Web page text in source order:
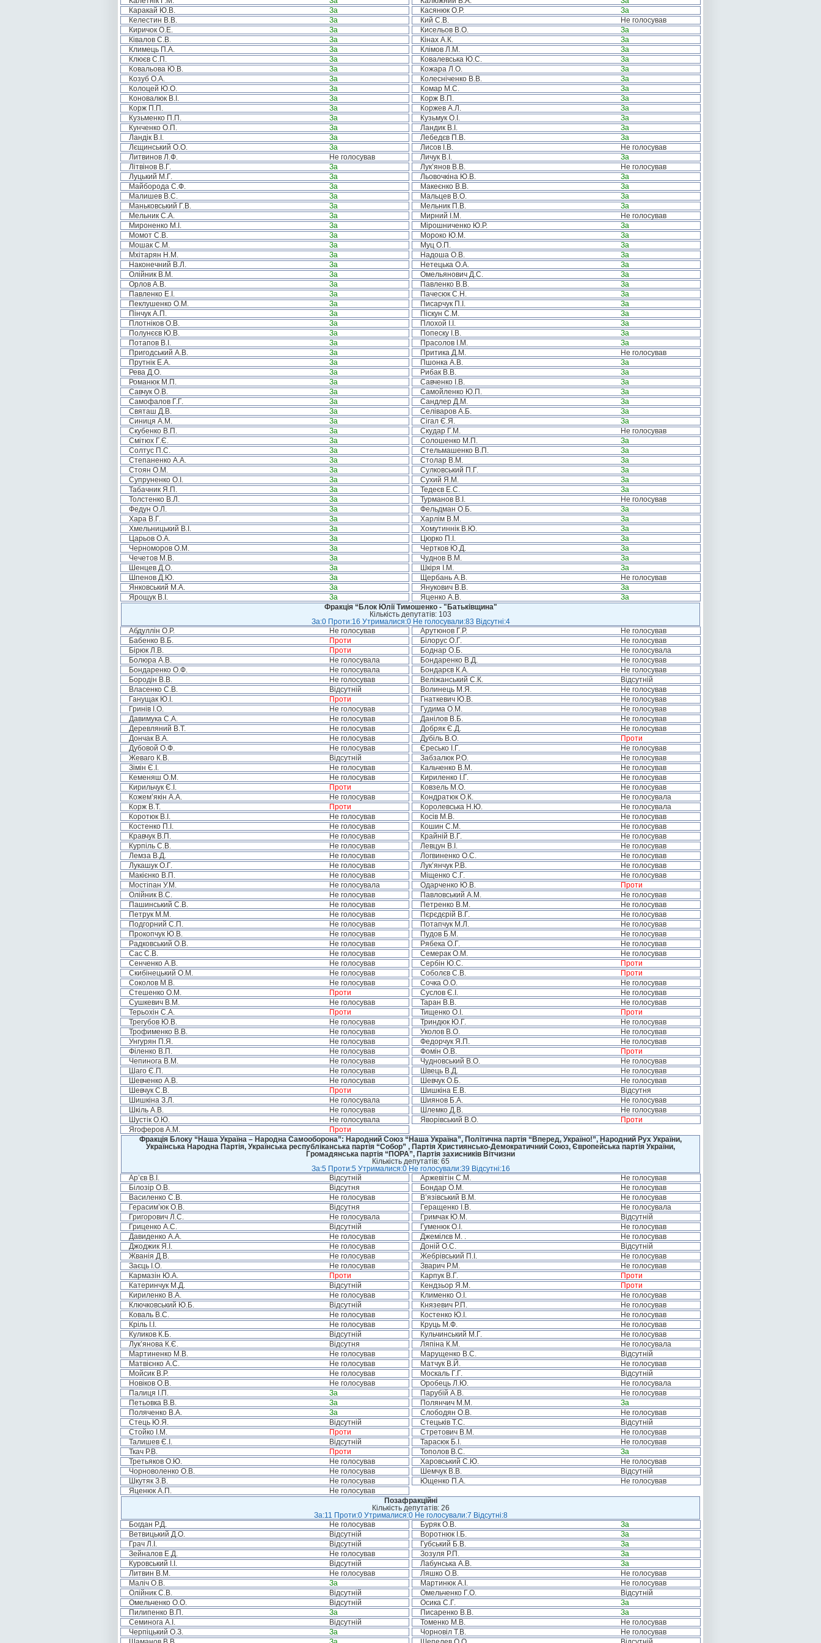
Каракай Ю.В.
За Касянюк О.Р.
За
Келестин В.В.
За Кий С.В.
Не голосував
Киричок О.Е.
За Кисельов В.О.
За
Ківалов С.В.
За Кінах А.К.
За
Климець П.А.
За Клімов Л.М.
За
Клюєв С.П.
За Ковалевська Ю.С.
За
Ковальова Ю.В.
За Кожара Л.О.
За
Козуб О.А.
За Колесніченко В.В.
За
Колоцей Ю.О.
За Комар М.С.
За
Коновалюк В.І.
За Корж В.П.
За
Корж П.П.
За Коржев А.Л.
За
Кузьменко П.П.
За Кузьмук О.І.
За
Кунченко О.П.
За Ландик В.І.
За
Ландік В.І.
За Лебедєв П.В.
За
Лєщинський О.О.
За Лисов І.В.
Не голосував
Литвинов Л.Ф.
Не голосував Личук В.І.
За
Літвінов В.Г.
За Лук’янов В.В.
Не голосував
Луцький М.Г.
За Льовочкіна Ю.В.
За
Майборода С.Ф.
За Макеєнко В.В.
За
Малишев В.С.
За Мальцев В.О.
За
Маньковський Г.В.
За Мельник П.В.
За
Мельник С.А.
За Мирний І.М.
Не голосував
Мироненко М.І.
За Мірошниченко Ю.Р.
За
Момот С.В.
За Мороко Ю.М.
За
Мошак С.М.
За Муц О.П.
За
Мхітарян Н.М.
За Надоша О.В.
За
Наконечний В.Л.
За Нетецька О.А.
За
Олійник В.М.
За Омельянович Д.С.
За
Орлов А.В.
За Павленко В.В.
За
Павленко Е.І.
За Пачесюк С.Н.
За
Пеклушенко О.М.
За Писарчук П.І.
За
Пінчук А.П.
За Піскун С.М.
За
Плотніков О.В.
За Плохой І.І.
За
Полунєєв Ю.В.
За Попеску І.В.
За
Потапов В.І.
За Прасолов І.М.
За
Пригодський А.В.
За Притика Д.М.
Не голосував
Прутнік Е.А.
За Пшонка А.В.
За
Рева Д.О.
За Рибак В.В.
За
Романюк М.П.
За Савченко І.В.
За
Савчук О.В.
За Самойленко Ю.П.
За
Самофалов Г.Г.
За Сандлер Д.М.
За
Святаш Д.В.
За Селіваров А.Б.
За
Синиця А.М.
За Сігал Є.Я.
За
Скубенко В.П.
За Скудар Г.М.
Не голосував
Смітюх Г.Є.
За Солошенко М.П.
За
Солтус П.С.
За Стельмашенко В.П.
За
Степаненко А.А.
За Столар В.М.
За
Стоян О.М.
За Сулковський П.Г.
За
Супруненко О.І.
За Сухий Я.М.
За
Табачник Я.П.
За Тедеєв Е.С.
За
Толстенко В.Л.
За Турманов В.І.
Не голосував
Федун О.Л.
За Фельдман О.Б.
За
Хара В.Г.
За Харлім В.М.
За
Хмельницький В.І.
За Хомутиннік В.Ю.
За
Царьов О.А.
За Цюрко П.І.
За
Черноморов О.М.
За Чертков Ю.Д.
За
Чечетов М.В.
За Чуднов В.М.
За
Шенцев Д.О.
За Шкіря І.М.
За
Шпенов Д.Ю.
За Щербань А.В.
Не голосував
Янковський М.А.
За Янукович В.В.
За
Ярощук В.І.
За Яценко А.В.
За
Фракція “Блок Юлії Тимошенко - "Батьківщина"
Кількість депутатів: 103
За:0 Проти:16 Утрималися:0 Не голосували:83 Відсутні:4
Абдуллін О.Р.
Не голосував Арутюнов Г.Р.
Не голосував
Бабенко В.Б.
Проти Білорус О.Г.
Не голосував
Бірюк Л.В.
Проти Боднар О.Б.
Не голосувала
Болюра А.В.
Не голосувала Бондаренко В.Д.
Не голосував
Бондаренко О.Ф.
Не голосувала Бондарєв К.А.
Не голосував
Бородін В.В.
Не голосував Веліжанський С.К.
Відсутній
Власенко С.В.
Відсутній Волинець М.Я.
Не голосував
Ганущак Ю.І.
Проти Гнаткевич Ю.В.
Не голосував
Гринів І.О.
Не голосував Гудима О.М.
Не голосував
Давимука С.А.
Не голосував Данілов В.Б.
Не голосував
Деревляний В.Т.
Не голосував Добряк Є.Д.
Не голосував
Дончак В.А.
Не голосував Дубіль В.О.
Проти
Дубовой О.Ф.
Не голосував Єресько І.Г.
Не голосував
Жеваго К.В.
Відсутній Забзалюк Р.О.
Не голосував
Зімін Є.І.
Не голосував Кальченко В.М.
Не голосував
Кеменяш О.М.
Не голосував Кириленко І.Г.
Не голосував
Кирильчук Є.І.
Проти Ковзель М.О.
Не голосував
Кожем’якін А.А.
Не голосував Кондратюк О.К.
Не голосувала
Корж В.Т.
Проти Королевська Н.Ю.
Не голосувала
Коротюк В.І.
Не голосував Косів М.В.
Не голосував
Костенко П.І.
Не голосував Кошин С.М.
Не голосував
Кравчук В.П.
Не голосував Крайній В.Г.
Не голосував
Курпіль С.В.
Не голосував Левцун В.І.
Не голосував
Лемза В.Д.
Не голосував Логвиненко О.С.
Не голосував
Лукашук О.Г.
Не голосував Лук’янчук Р.В.
Не голосував
Макієнко В.П.
Не голосував Міщенко С.Г.
Не голосував
Мостіпан У.М.
Не голосувала Одарченко Ю.В.
Проти
Олійник В.С.
Не голосував Павловський А.М.
Не голосував
Пашинський С.В.
Не голосував Петренко В.М.
Не голосував
Петрук М.М.
Не голосував Пєрєдєрій В.Г.
Не голосував
Подгорний С.П.
Не голосував Потапчук М.Л.
Не голосував
Прокопчук Ю.В.
Не голосував Пудов Б.М.
Не голосував
Радковський О.В.
Не голосував Рябека О.Г.
Не голосував
Сас С.В.
Не голосував Семерак О.М.
Не голосував
Сенченко А.В.
Не голосував Сербін Ю.С.
Проти
Скибінецький О.М.
Не голосував Соболєв С.В.
Проти
Соколов М.В.
Не голосував Сочка О.О.
Не голосував
Стешенко О.М.
Проти Суслов Є.І.
Не голосував
Сушкевич В.М.
Не голосував Таран В.В.
Не голосував
Терьохін С.А.
Проти Тищенко О.І.
Проти
Трегубов Ю.В.
Не голосував Триндюк Ю.Г.
Не голосував
Трофименко В.В.
Не голосував Уколов В.О.
Не голосував
Унгурян П.Я.
Не голосував Федорчук Я.П.
Не голосував
Філенко В.П.
Не голосував Фомін О.В.
Проти
Чепинога В.М.
Не голосував Чудновський В.О.
Не голосував
Шаго Є.П.
Не голосував Швець В.Д.
Не голосував
Шевченко А.В.
Не голосував Шевчук О.Б.
Не голосував
Шевчук С.В.
Проти Шишкіна Е.В.
Відсутня
Шишкіна З.Л.
Не голосувала Шиянов Б.А.
Не голосував
Шкіль А.В.
Не голосував Шлемко Д.В.
Не голосував
Шустік О.Ю.
Не голосувала Яворівський В.О.
Проти
Ягоферов А.М.
Проти
Фракція Блоку “Наша Україна – Народна Самооборона”: Народний Союз “Наша Україна”, Політична партія “Вперед, Україно!”, Народний Рух України,
Українська Народна Партія, Українська республіканська партія “Собор” , Партія Християнсько-Демократичний Союз, Європейська партія України,
Громадянська партія “ПОРА”, Партія захисників Вітчизни
Кількість депутатів: 65
За:5 Проти:5 Утрималися:0 Не голосували:39 Відсутні:16
Ар’єв В.І.
Відсутній Аржевітін С.М.
Не голосував
Білозір О.В.
Відсутня Бондар О.М.
Не голосував
Василенко С.В.
Не голосував В’язівський В.М.
Не голосував
Герасим’юк О.В.
Відсутня Геращенко І.В.
Не голосувала
Григорович Л.С.
Не голосувала Гримчак Ю.М.
Відсутній
Гриценко А.С.
Відсутній Гуменюк О.І.
Не голосував
Давиденко А.А.
Не голосував Джемілєв М. .
Не голосував
Джоджик Я.І.
Не голосував Доній О.С.
Відсутній
Жванія Д.В.
Не голосував Жебрівський П.І.
Не голосував
Заєць І.О.
Не голосував Зварич Р.М.
Не голосував
Кармазін Ю.А.
Проти Карпук В.Г.
Проти
Катеринчук М.Д.
Відсутній Кендзьор Я.М.
Проти
Кириленко В.А.
Не голосував Клименко О.І.
Не голосував
Ключковський Ю.Б.
Відсутній Князевич Р.П.
Не голосував
Коваль В.С.
Не голосував Костенко Ю.І.
Не голосував
Кріль І.І.
Не голосував Круць М.Ф.
Не голосував
Куликов К.Б.
Відсутній Кульчинський М.Г.
Не голосував
Лук’янова К.Є.
Відсутня Ляпіна К.М.
Не голосувала
Мартиненко М.В.
Не голосував Марущенко В.С.
Відсутній
Матвієнко А.С.
Не голосував Матчук В.Й.
Не голосував
Мойсик В.Р.
Не голосував Москаль Г.Г.
Відсутній
Новіков О.В.
Не голосував Оробець Л.Ю.
Не голосувала
Палиця І.П.
За Парубій А.В.
Не голосував
Петьовка В.В.
За Полянчич М.М.
За
Поляченко В.А.
За Слободян О.В.
Не голосував
Стець Ю.Я.
Відсутній Стецьків Т.С.
Відсутній
Стойко І.М.
Проти Стретович В.М.
Не голосував
Талишев Є.І.
Відсутній Тарасюк Б.І.
Не голосував
Ткач Р.В.
Проти Тополов В.С.
За
Третьяков О.Ю.
Не голосував Харовський С.Ю.
Не голосував
Чорноволенко О.В.
Не голосував Шемчук В.В.
Відсутній
Шкутяк З.В.
Не голосував Ющенко П.А.
Не голосував
Яценюк А.П.
Не голосував
Позафракційні
Кількість депутатів: 26
За:11 Проти:0 Утрималися:0 Не голосували:7 Відсутні:8
Богдан Р.Д.
Не голосував Буряк О.В.
За
Ветвицький Д.О.
Відсутній Воротнюк І.Б.
За
Грач Л.І.
Відсутній Губський Б.В.
За
Зейналов Е.Д.
Не голосував Зозуля Р.П.
За
Куровський І.І.
Відсутній Лабунська А.В.
За
Литвин В.М.
Не голосував Ляшко О.В.
Не голосував
Маліч О.В.
За Мартинюк А.І.
Не голосував
Олійник С.В.
Відсутній Омельченко Г.О.
Відсутній
Омельченко О.О.
Відсутній Осика С.Г.
За
Пилипенко В.П.
За Писаренко В.В.
За
Семинога А.І.
Відсутній Томенко М.В.
Не голосував
Черпіцький О.З.
За Чорновіл Т.В.
Не голосував